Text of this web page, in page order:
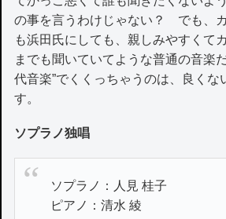
の事を言うわけじゃない？ でも、
も浜田氏にしても、親しみやすくて
までも聞いていてような普通の音楽
代音楽”でくくっちゃうのは、良くな
す。
ソプラノ独唱
ソプラノ：人見 桂子
ピアノ：清水 綾